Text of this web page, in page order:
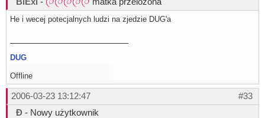
He i wecej potecjalnych ludzi na zjedzie DUG'a
DUG
Offline
#33
2006-03-23 13:12:47
Đ - Nowy użytkownik